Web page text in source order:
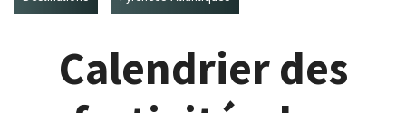
Calendrier des